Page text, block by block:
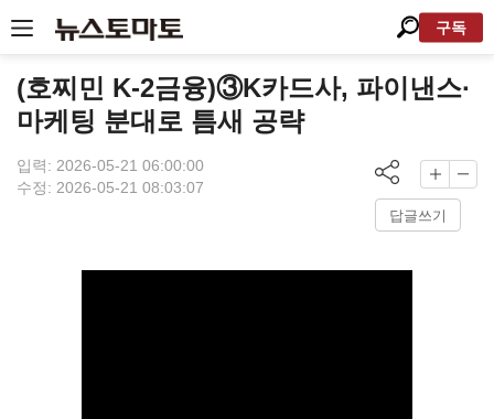
구독
(호찌민 K-2금융)③K카드사, 파이낸스·
마케팅 분대로 틈새 공략
입력: 2026-05-21 06:00:00
수정: 2026-05-21 08:03:07
답글쓰기